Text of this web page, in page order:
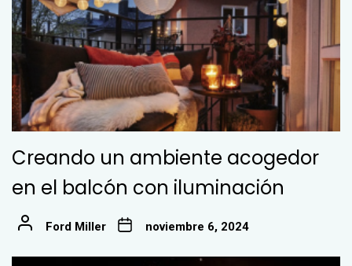
Creando un ambiente acogedor
en el balcón con iluminación
Ford Miller noviembre 6, 2024